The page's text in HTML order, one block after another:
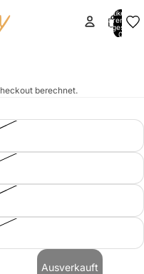
Artikel im
Warenkorb
insgesamt:
0
berechnet.
Ausverkauft